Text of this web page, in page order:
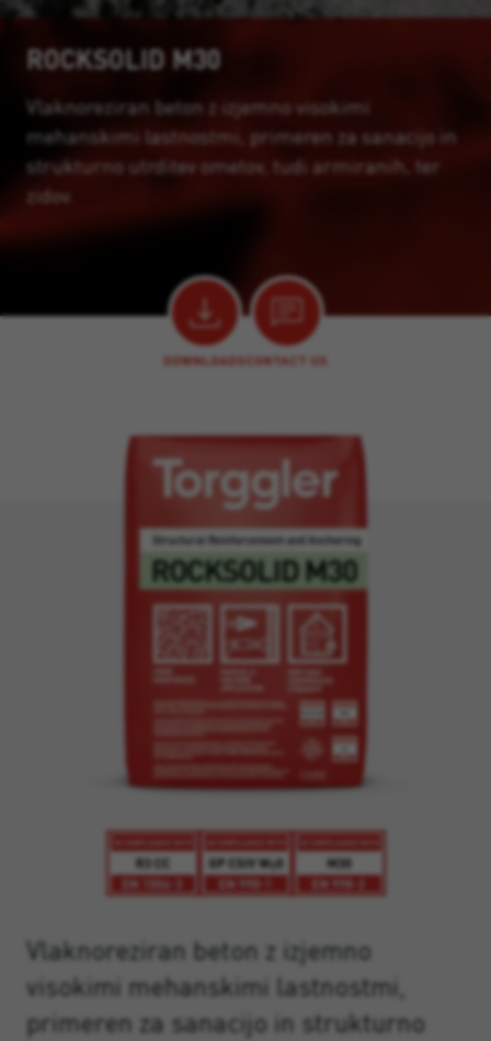
ROCKSOLID M30
Vlaknoreziran beton z izjemno visokimi
mehanskimi lastnostmi, primeren za sanacijo in
strukturno utrditev ometov, tudi armiranih, ter
zidov.
DOWNLOADSCONTACT US
Vlaknoreziran beton z izjemno
visokimi mehanskimi lastnostmi,
primeren za sanacijo in strukturno